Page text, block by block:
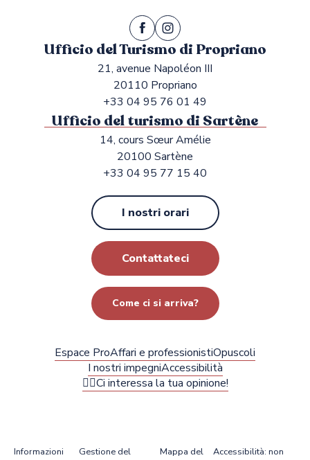
Ufficio del Turismo di Propriano
21, avenue Napoléon III
20110 Propriano
+33 04 95 76 01 49
Ufficio del turismo di Sartène
14, cours Sœur Amélie
20100 Sartène
+33 04 95 77 15 40
I nostri orari
Contattateci
Come ci si arriva?
Espace ProAffari e professionistiOpuscoli
I nostri impegniAccessibilità
✍🏻Ci interessa la tua opinione!
Informazioni
Gestione del
Mappa del
Accessibilità: non